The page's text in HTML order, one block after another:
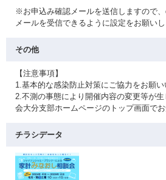
※お申込み確認メールを送信しますので
メールを受信できるように設定をお願いし
その他
【注意事項】
1.基本的な感染防止対策にご協力をお願い
2.不測の事態により開催内容の変更等が
会大分支部ホームページのトップ画面でお
チラシデータ